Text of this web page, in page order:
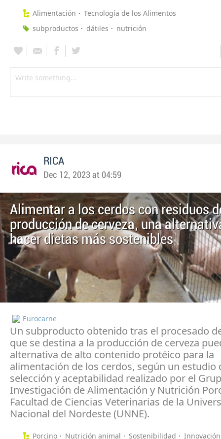
Alimentación
Tecnología de los Alimentos
subproductos
dátiles nutrición
RICA
Dec 12, 2023 at 04:59
Alimentar a los cerdos con residuos
producción de cerveza, una
hacer dietas más sostenibles
Eurocarne
Un subproducto obtenido tras el procesado
que se destina a la producción de cerveza
alternativa de alto contenido protéico para la
alimentación de los cerdos, según un estudio
selección y aceptabilidad realizado por el
Investigación de Alimentación y Nutrición
Facultad de Ciencias Veterinarias de la
Nacional del Nordeste (UNNE).
Porcino Nutrición animal Sostenibilidad Innovación